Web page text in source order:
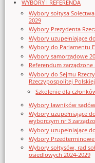
WYBORY I REFERENDA
Wybory sołtysa
2029
Wybory Prezydenta
Wybory uzupełniające
Wybory do Parlamentu
Wybory samorządowe
Referendum zarządzone
Wybory do Sejmu
Rzeczypospolitej
Szkolenie dla
Wybory ławników
Wybory uzupełniające
wyborczym nr 3
Wybory uzupełniające
Wybory
Wybory sołtysów, rad
osiedlowych 2024-2029